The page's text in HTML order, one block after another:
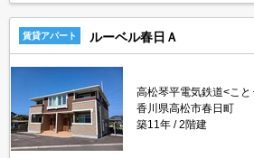
賃貸アパート ルーベル春日Ａ
高松琴平電気鉄道<こ
香川県高松市春日町
築11年
2階建